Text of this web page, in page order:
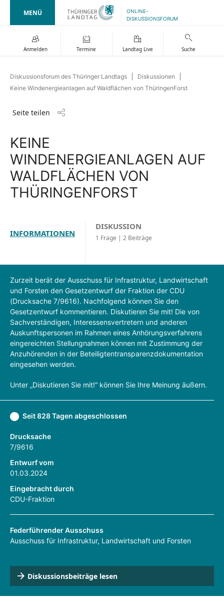
MENÜ
ONLINE-
DISKUSSIONSFORUM
Anmelden Termine Landtag Live Suche
Diskussionsforum des Thüringer Landtags
Diskussionen
Keine Windenergieanlagen auf Waldflächen von ThüringenForst
Seite teilen
KEINE
WINDENERGIEANLAGEN AUF
WALDFLÄCHEN VON
THÜRINGENFORST
INFORMATIONEN
DISKUSSION
1 Frage | 2 Beiträge
Zurzeit berät der Ausschuss für Infrastruktur, Landwirtschaft
und Forsten den Gesetzentwurf der Fraktion der CDU
(Drucksache 7/9616). Nachfolgend können Sie den
Gesetzentwurf kommentieren. Diskutieren Sie mit! Die von
Sachverständigen, Interessensvertretern und anderen
Auskunftspersonen im Rahmen eines Anhörungsverfahrens
eingereichten Stellungnahmen können mit Zustimmung der
Anzuhörenden in der Beteiligtentransparenzdokumentation
eingesehen werden.
Unter „Diskutieren Sie mit!“ können Sie Ihre Meinung äußern.
Seit 828 Tagen abgeschlossen
Drucksache
7/9616
Entwurf vom
01.03.2024
Eingebracht durch
CDU-Fraktion
Federführender Ausschuss
Ausschuss für Infrastruktur, Landwirtschaft und Forsten
Diskussionsbeiträge lesen